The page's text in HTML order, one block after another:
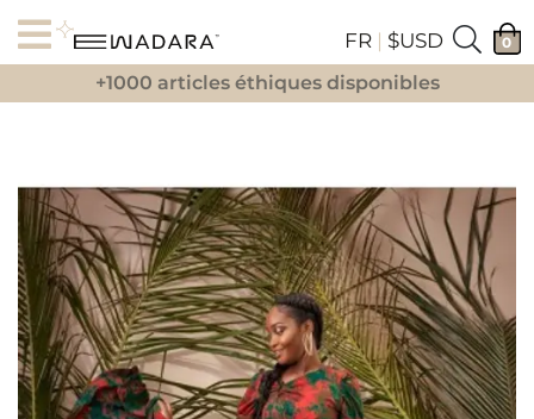
FR | $USD 0
+1000 articles éthiques disponibles